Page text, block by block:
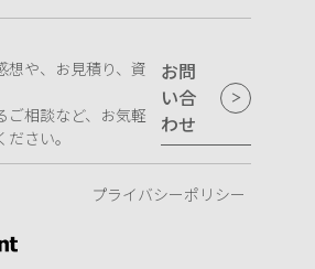
想や、お見積り、資
ご相談など、お気軽
さい。
お問
い合
わせ
プライバシーポリシー